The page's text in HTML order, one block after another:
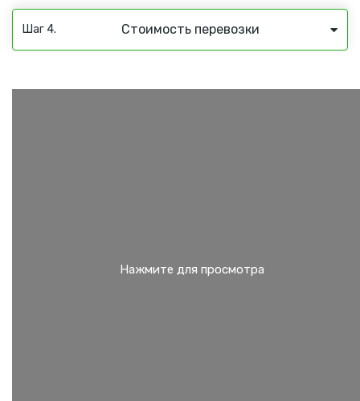
Шаг 4. Стоимость перевозки